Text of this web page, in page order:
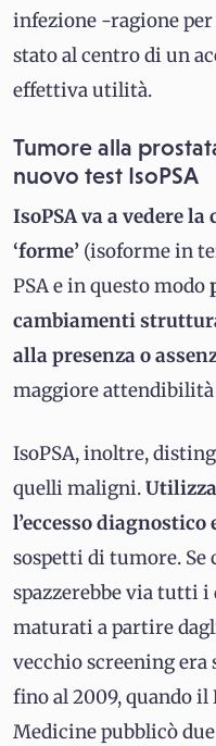
infezione -ragione per
stato al centro di un
effettiva utilità.
Tumore alla
nuovo test IsoPSA
IsoPSA va a vedere
‘forme’ (isoforme in
PSA e in questo modo
cambiamenti
alla presenza o
maggiore attendibilità
IsoPSA, inoltre,
quelli maligni.
l’eccesso diagnostico
sospetti di tumore. Se
spazzerebbe via tutti i
maturati a partire
vecchio screening
fino al 2009, quando il
Medicine pubblicò